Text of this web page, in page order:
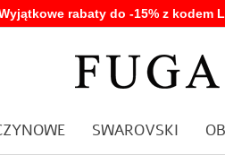
rabaty do -15% z kodem
SWAROVSKI